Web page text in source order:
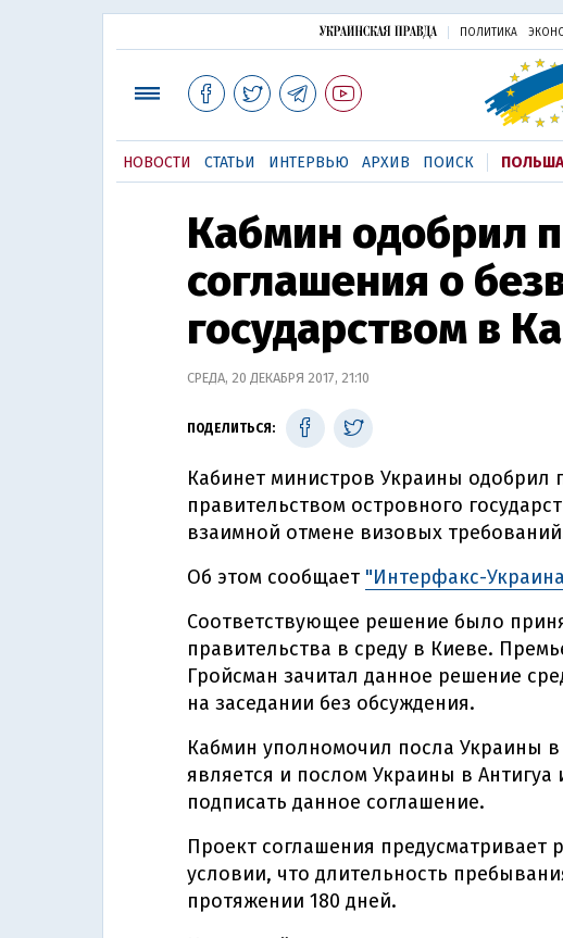
ПОЛИТИКА
НОВОСТИ СТАТЬИ ИНТЕРВЬЮ АРХИВ ПОИСК ПОЛЬША
Кабмин одобрил
соглашения о
государством в
СРЕДА, 20 ДЕКАБРЯ 2017, 21:10
ПОДЕЛИТЬСЯ:
Кабинет министров Украины одобрил
правительством островного
взаимной отмене визовых
Об этом сообщает "Интерфакс-
Соответствующее решение было
правительства в среду в Киеве.
Гройсман зачитал данное решение
на заседании без обсуждения.
Кабмин уполномочил посла Украины
является и послом Украины в Антигуа
подписать данное соглашение.
Проект соглашения предусматривает
условии, что длительность
протяжении 180 дней.